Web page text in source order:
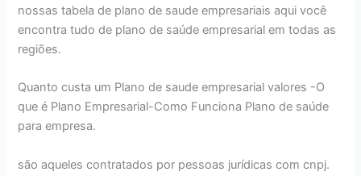
nossas tabela de plano de saude empresariais aqui você
encontra tudo de plano de saúde empresarial em todas as
regiões.
Quanto custa um Plano de saude empresarial valores -O
que é Plano Empresarial-Como Funciona Plano de saúde
para empresa.
são aqueles contratados por pessoas jurídicas com cnpj.